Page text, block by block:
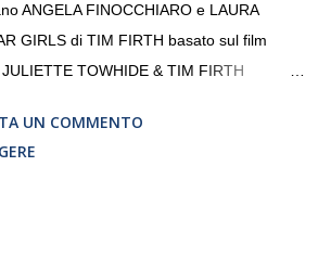
ANGELA FINOCCHIARO e LAURA
GIRLS di TIM FIRTH basato sul film
TOWHIDE & TIM FIRTH
UN COMMENTO